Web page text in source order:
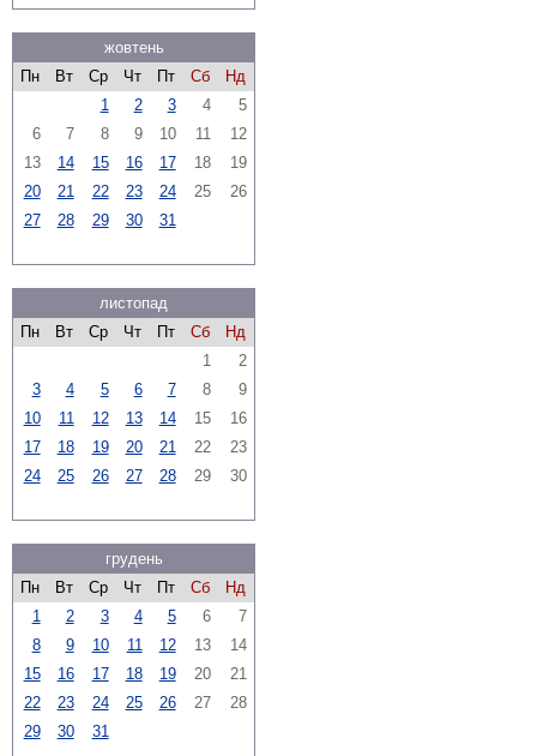
жовтень
Пн
Вт Ср Чт Пт Сб
Нд
1
2 3 4
5
6
7 8 9 10 11
12
13
14 15 16 17 18
19
20
21 22 23 24 25
26
27
28 29 30 31
листопад
Пн
Вт Ср Чт Пт Сб
Нд
1
2
3
4 5 6 7 8
9
10
11 12 13 14 15
16
17
18 19 20 21 22
23
24
25 26 27 28 29 30
грудень
Пн
Вт Ср Чт Пт Сб
Нд
1
2 3 4 5 6
7
8
9 10 11 12 13
14
15
16 17 18 19 20
21
22
23 24 25 26 27
28
29
30 31